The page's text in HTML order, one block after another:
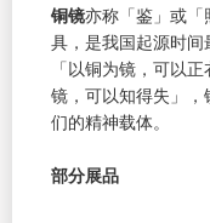
铜镜亦称「鉴」或
具，是我国起源时间
「以铜为镜，可以
镜，可以知得失」
们的精神载体。
部分展品